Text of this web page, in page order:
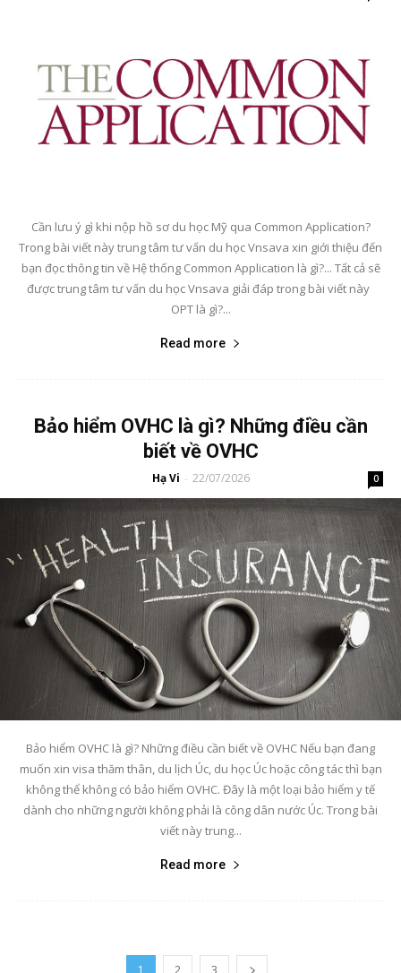
Cần lưu ý gì khi nộp hồ sơ du học Mỹ qua Common Application?
Trong bài viết này trung tâm tư vấn du học Vnsava xin giới thiệu đến
bạn đọc thông tin về Hệ thống Common Application là gì?... Tất cả sẽ
được trung tâm tư vấn du học Vnsava giải đáp trong bài viết này
OPT là gì?...
Read more
Bảo hiểm OVHC là gì? Những điều cần
biết về OVHC
Hạ Vi - 22/07/2026 0
Bảo hiểm OVHC là gì? Những điều cần biết về OVHC Nếu bạn đang
muốn xin visa thăm thân, du lịch Úc, du học Úc hoặc công tác thì bạn
không thể không có bảo hiểm OVHC. Đây là một loại bảo hiểm y tế
dành cho những người không phải là công dân nước Úc. Trong bài
viết này trung...
Read more
1 2 3